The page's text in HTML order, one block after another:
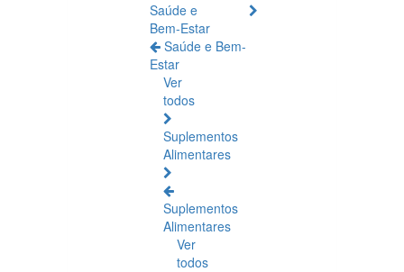
Saúde e
Bem-Estar
Saúde e Bem-
Estar
Ver
todos
Suplementos
Alimentares
Suplementos
Alimentares
Ver
todos